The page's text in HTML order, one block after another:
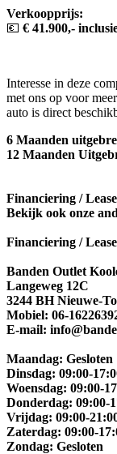
Verkoopprijs:
💶 € 41.900,-
Interesse in deze
met ons op voor
auto is direct
6 Maanden
12 Maanden
Financiering /
Bekijk ook onze
Financiering /
Banden Outlet
Langeweg 12C
3244 BH Nieuwe-
Mobiel: 06-
E-mail:
Maandag: Gesloten
Dinsdag: 09:00-
Woensdag: 09:00-
Donderdag: 09:00-
Vrijdag: 09:00-
Zaterdag: 09:00-
Zondag: Gesloten